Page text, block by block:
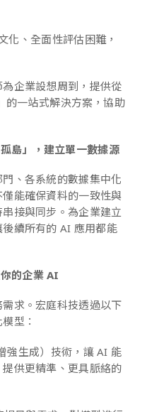
化、全面性評估困難，
企業設想周到，提供從
的一站式解決方案，協助
島」，建立單一數據源
、各系統的數據集中化
能確保資料的一致性與
接與同步。為企業建立
續所有的 AI 應用都能
的企業 AI
求。宏庭科技透過以下
型：
強生成）技術，讓 AI 能
供更精準、更具脈絡的